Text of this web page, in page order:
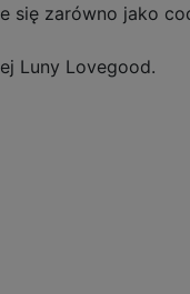
się zarówno jako
Luny Lovegood.